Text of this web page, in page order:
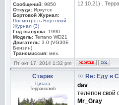
Сообщений: 9850
Откуда: Иркутск
Бортовой Журнал:
Посмотреть Бортовой
Журнал (3)
Год выпуска: 1990
Модель: Terrano WD21
Двигатель: 3.0 (VG30E
Бензин)
Трансмиссия: мех.
12.10.21) .
Пт окт 17, 2014 1:32 pm
Старик
Цитата
Терранолюб
Re: Еду в
dav
телепон свой
Mr_Gray